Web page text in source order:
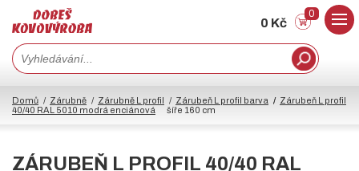
0 Kč
0
Domů Zárubně Zárubně L profil Zárubeň L profil barva
Zárubeň L profil
40/40 RAL 5010 modrá enciánová
šíře 160 cm
ZÁRUBEŇ L PROFIL 40/40 RAL